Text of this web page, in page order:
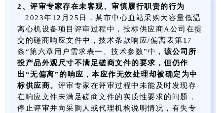
2、 评审专家存在未客观、审慎履行职责的行为
2023年12月25日，某市中心血站采购大容量低温
离心机设备项目评审过程中，投标供应商A公司在提
交的磋商响应文件中，技术条款响应/偏离表第17
条“第六章用户需求表一、技术参数”中， 该公司所
投产品外观尺寸不满足磋商文件的要求，但仍作
出“无偏离”的响应 ， 本应作无效处理却被确定为中
标供应商。 评审专家在评审过程中未能及时发现存
在响应文件未满足磋商文件的实质性要求的问题，
停止评审并向采购人或代理机构说明情况，有失专